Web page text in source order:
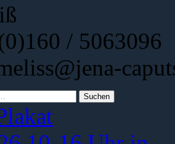
/ 5063096